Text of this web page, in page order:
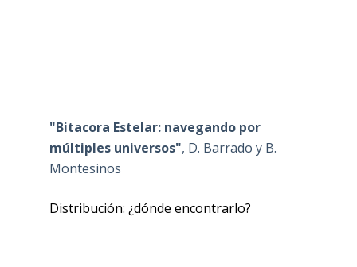
"Bitacora Estelar: navegando por
múltiples universos", D. Barrado y B.
Montesinos
Distribución: ¿dónde encontrarlo?